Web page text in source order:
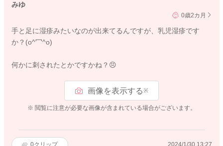
みゆ
0歳2カ月
手と足に湿疹みたいなのが出来てるんですが、乳児湿疹です
か？(o^冖^o)
何かに刺されたとかですかね？😣
画像を表示する※
※ 閲覧に注意が必要な画像が含まれている場合がございます。
0クリップ 2024/1/30 13:27